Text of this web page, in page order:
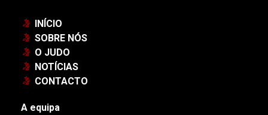
INÍCIO
SOBRE NÓS
O JUDO
NOTÍCIAS
CONTACTO
A equipa